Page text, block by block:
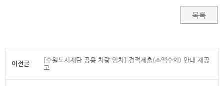
목록
이전글
[수원도시재단 공용 차량 임차] 견적제출(소액수의) 안내 재공
고